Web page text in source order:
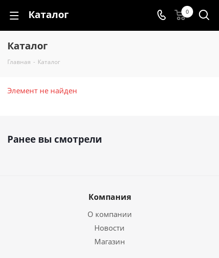
Каталог 0
Каталог
Главная - Каталог
Элемент не найден
Ранее вы смотрели
Компания
О компании
Новости
Магазин